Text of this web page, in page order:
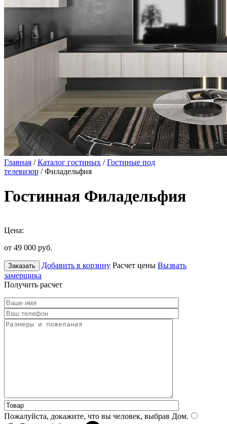
Главная /Каталог гостиных /Гостиные под
телевизор / Филадельфия
Гостинная Филадельфия
Цена:
от 49 000 руб.
Заказать Добавить в корзину Расчет цены Вызвать
замерщика
Получить расчет
Пожалуйста, докажите, что вы человек, выбрав Дом.